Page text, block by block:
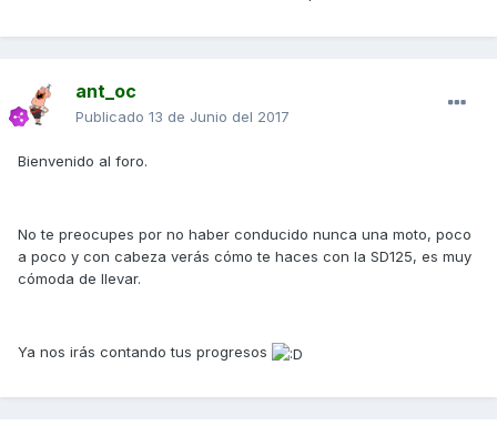
ant_oc
Publicado 13 de Junio del 2017
Bienvenido al foro.
No te preocupes por no haber conducido nunca una moto, poco
a poco y con cabeza verás cómo te haces con la SD125, es muy
cómoda de llevar.
Ya nos irás contando tus progresos